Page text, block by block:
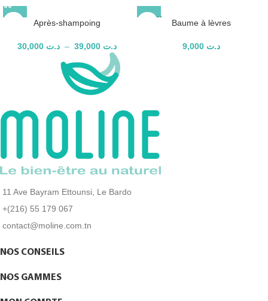
Après-shampoing
د.ت – د.ت
EN RU
Baume à lèvres
د.ت 9,000
11 Ave Bayram Ettounsi, Le Bardo
+(216) 55 179 067
contact@moline.com.tn
NOS CONSEILS
NOS GAMMES